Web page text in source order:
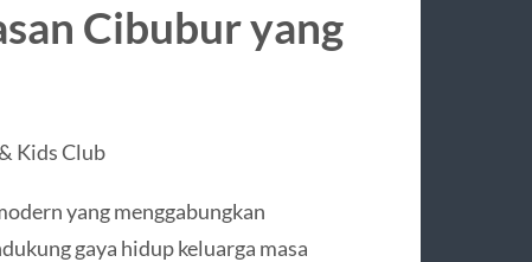
Cibubur yang
Kids Club
yang menggabungkan
gaya hidup keluarga masa